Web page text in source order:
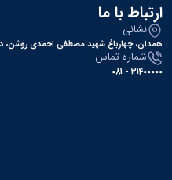
ارتباط با ما
نشانی
همدان، چهارباغ شهید مصطفی احمدی روشن،
شماره تماس
31400000 - 081